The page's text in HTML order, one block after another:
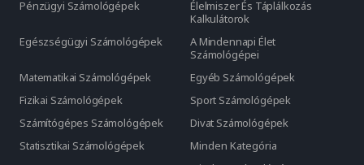
Pénzügyi Számológépek
Élelmiszer És Táplálkozás
Kalkulátorok
Egészségügyi Számológépek
A Mindennapi Élet
Számológépei
Matematikai Számológépek
Egyéb Számológépek
Fizikai Számológépek
Sport Számológépek
Számítógépes Számológépek
Divat Számológépek
Statisztikai Számológépek
Minden Kategória